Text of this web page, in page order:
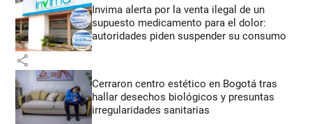
Invima alerta por la venta ilegal de un
supuesto medicamento para el dolor:
autoridades piden suspender su consumo
share
Cerraron centro estético en Bogotá tras
hallar desechos biológicos y presuntas
irregularidades sanitarias